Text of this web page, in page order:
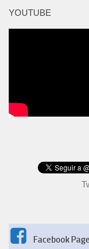
YOUTUBE
Facebook Page